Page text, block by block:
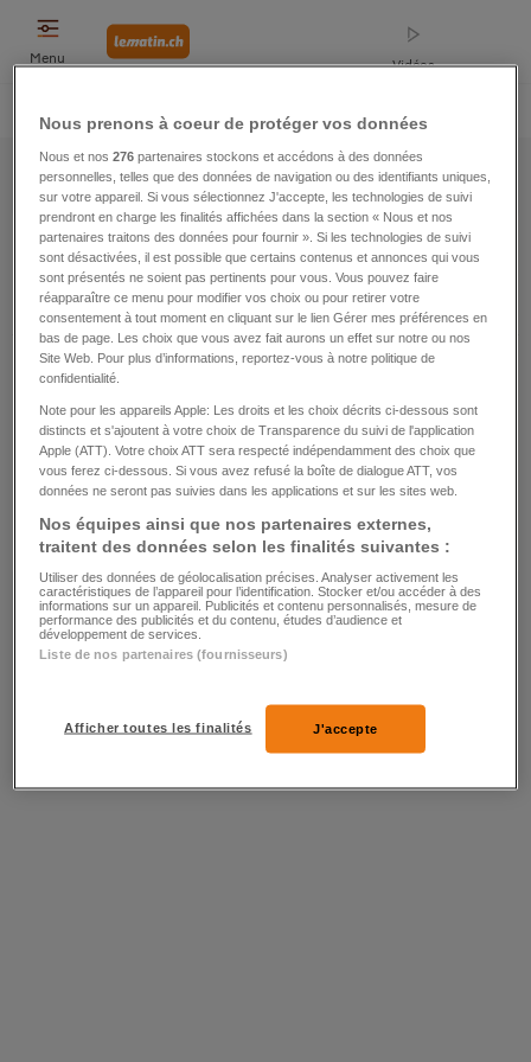
Menu Vidéos
News | Sitemap | 2017 | Août
Sitemap
2017 Août Réinitialiser
01 02 05 08
11 12 13 14 15 16 17 18 19 20
21 22 23 24 25 26 27 28 29
31
Nous prenons à coeur de protéger vos données
Nous et nos276 partenaires stockons et accédons à des données
personnelles, telles que des données de navigation ou des identifiants uniques,
sur votre appareil. Si vous sélectionnez J'accepte, les technologies de suivi
prendront en charge les finalités affichées dans la section « Nous et nos
partenaires traitons des données pour fournir ». Si les technologies de suivi
sont désactivées, il est possible que certains contenus et annonces qui vous
sont présentés ne soient pas pertinents pour vous. Vous pouvez faire
réapparaître ce menu pour modifier vos choix ou pour retirer votre
consentement à tout moment en cliquant sur le lien Gérer mes préférences en
bas de page. Les choix que vous avez fait aurons un effet sur notre ou nos
Site Web. Pour plus d’informations, reportez-vous à notre politique de
confidentialité.
Note pour les appareils Apple: Les droits et les choix décrits ci-dessous sont
distincts et s'ajoutent à votre choix de Transparence du suivi de l'application
Apple (ATT). Votre choix ATT sera respecté indépendamment des choix que
vous ferez ci-dessous. Si vous avez refusé la boîte de dialogue ATT, vos
données ne seront pas suivies dans les applications et sur les sites web.
Nos équipes ainsi que nos partenaires externes,
traitent des données selon les finalités suivantes :
Utiliser des données de géolocalisation précises. Analyser activement les
caractéristiques de l’appareil pour l’identification. Stocker et/ou accéder à des
informations sur un appareil. Publicités et contenu personnalisés, mesure de
performance des publicités et du contenu, études d’audience et
développement de services.
Liste de nos partenaires (fournisseurs)
Afficher toutes les finalités J'accepte